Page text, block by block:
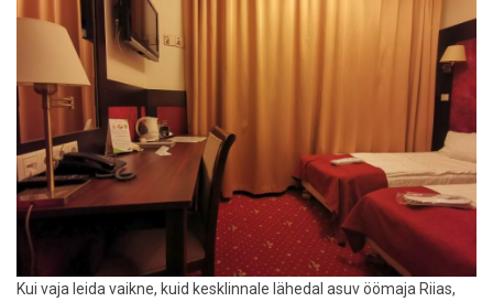
apartment
otse
linnasüdames
Kui vaja leida vaikne, kuid kesklinnale lähedal asuv öömaja Riias,